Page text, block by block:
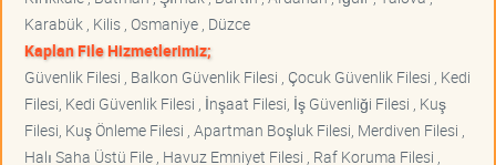
Karabük , Kilis , Osmaniye , Düzce
Kaplan File Hizmetlerimiz;
Güvenlik Filesi , Balkon Güvenlik Filesi , Çocuk Güvenlik Filesi , Kedi
Filesi, Kedi Güvenlik Filesi , İnşaat Filesi, İş Güvenliği Filesi , Kuş
Filesi, Kuş Önleme Filesi , Apartman Boşluk Filesi, Merdiven Filesi ,
Halı Saha Üstü File , Havuz Emniyet Filesi , Raf Koruma Filesi ,